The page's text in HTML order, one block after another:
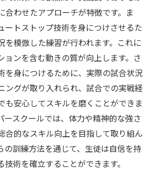
合わせたアプローチが特徴です。ま
ートストップ技術を身につけさせるた
を模倣した練習が行われます。これに
ョンを含む動きの質が向上します。さ
を身につけるために、実際の試合状況
ングが取り入れられ、試合での実戦経
も安心してスキルを磨くことができま
ースクールでは、体力や精神的な強さ
合的なスキル向上を目指して取り組ん
の訓練方法を通じて、生徒は自信を持
技術を確立することができます。